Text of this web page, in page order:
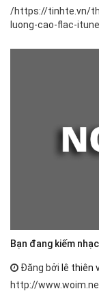
/https://tinhte.vn/
luong-cao-flac-
Bạn đang kiếm
Đăng bởi lê thiên
http://